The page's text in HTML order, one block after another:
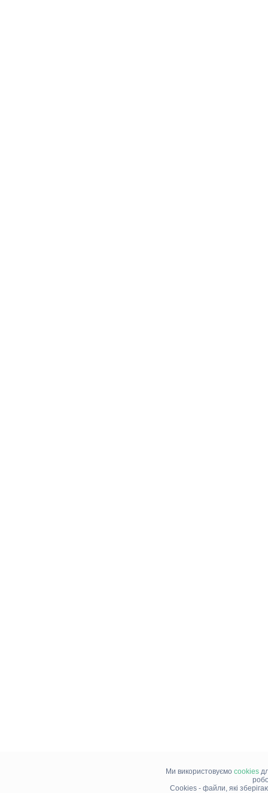
Ми використовуємо cookies
Cookies - файли, які